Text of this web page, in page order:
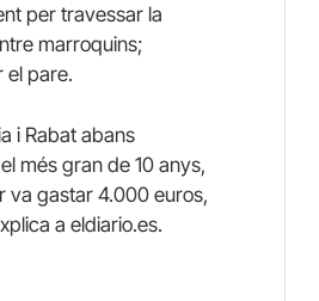
per travessar la
marroquins;
el pare.
i Rabat abans
més gran de 10 anys,
va gastar 4.000 euros,
a eldiario.es.